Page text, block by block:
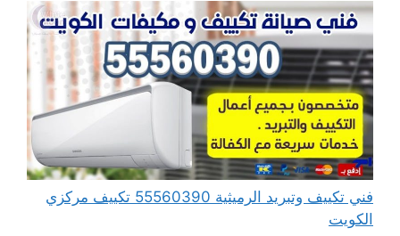
فني تكييف وتبريد الرميثية 55560390 تكييف مركزي
الكويت